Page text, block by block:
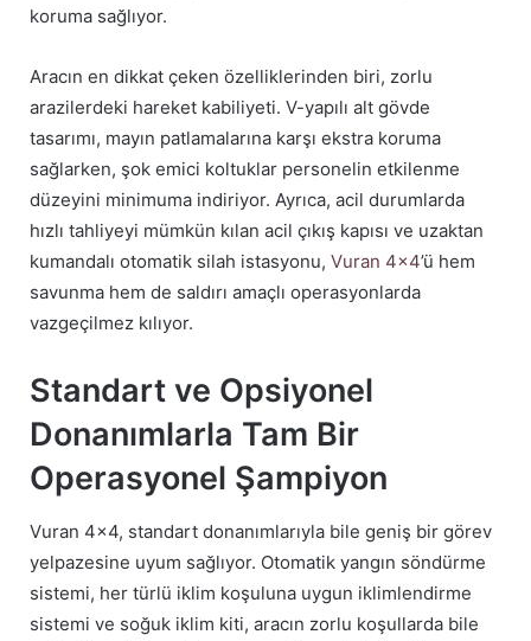
koruma sağlıyor.
Aracın en dikkat çeken özelliklerinden biri, zorlu
arazilerdeki hareket kabiliyeti. V-yapılı alt gövde
tasarımı, mayın patlamalarına karşı ekstra koruma
sağlarken, şok emici koltuklar personelin etkilenme
düzeyini minimuma indiriyor. Ayrıca, acil durumlarda
hızlı tahliyeyi mümkün kılan acil çıkış kapısı ve uzaktan
kumandalı otomatik silah istasyonu, Vuran 4×4’ü hem
savunma hem de saldırı amaçlı operasyonlarda
vazgeçilmez kılıyor.
Standart ve Opsiyonel
Donanımlarla Tam Bir
Operasyonel Şampiyon
Vuran 4×4, standart donanımlarıyla bile geniş bir görev
yelpazesine uyum sağlıyor. Otomatik yangın söndürme
sistemi, her türlü iklim koşuluna uygun iklimlendirme
sistemi ve soğuk iklim kiti, aracın zorlu koşullarda bile